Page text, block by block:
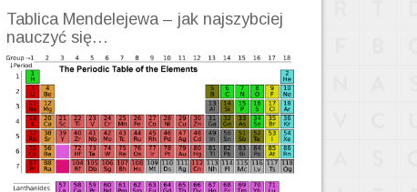
Tablica Mendelejewa – jak najszybciej
nauczyć się…